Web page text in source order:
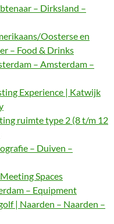
– Dirksland –
Oosterse en
– Food & Drinks
– Amsterdam –
Experience | Katwijk
ruimte type 2 (8 t/m 12
– Duiven –
Spaces
– Equipment
| Naarden – Naarden –